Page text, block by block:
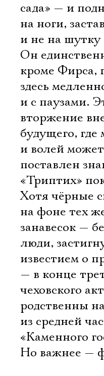
сада» — и
на ноги,
и не на шутку
Он
кроме Фирса,
здесь
и с паузами.
вторжение
будущего,
и волей
поставлен
«Триптих»
Хотя чёрные
на фоне тех
занавесок —
люди,
известием о
— в конце
чеховского
родственны
из средней
«Каменного
Но важнее —